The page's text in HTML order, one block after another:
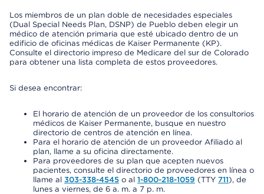
Los miembros de un plan doble de necesidades especiales
(Dual Special Needs Plan, DSNP) de Pueblo deben elegir un
médico de atención primaria que esté ubicado dentro de un
edificio de oficinas médicas de Kaiser Permanente (KP).
Consulte el directorio impreso de Medicare del sur de Colorado
para obtener una lista completa de estos proveedores.
Si desea encontrar:
El horario de atención de un proveedor de los consultorios
médicos de Kaiser Permanente, busque en nuestro
directorio de centros de atención en línea.
Para el horario de atención de un proveedor Afiliado al
plan, llame a su oficina directamente.
Para proveedores de su plan que acepten nuevos
pacientes, consulte el directorio de proveedores en línea o
llame al 303-338-4545 o al 1-800-218-1059 (TTY 711), de
lunes a viernes, de 6 a. m. a 7 p. m.